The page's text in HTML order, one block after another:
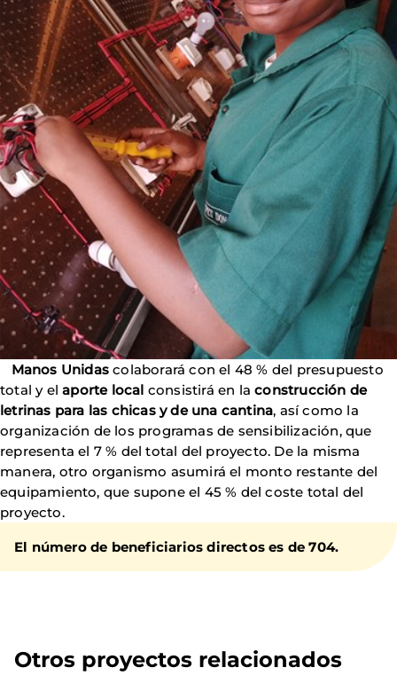
Manos Unidas colaborará con el 48 % del presupuesto
total y elaporte local consistirá en laconstrucción de
letrinas para las chicas y de una cantina, así como la
organización de los programas de sensibilización, que
representa el 7 % del total del proyecto. De la misma
manera, otro organismo asumirá el monto restante del
equipamiento, que supone el 45 % del coste total del
proyecto.
El número de beneficiarios directos es de 704.
Otros proyectos relacionados